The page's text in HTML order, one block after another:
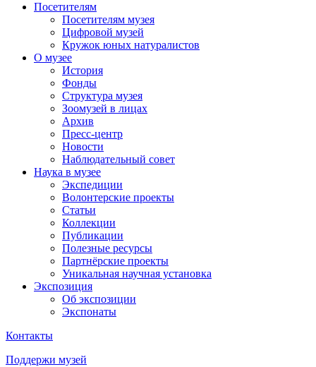
Посетителям
Посетителям музея
Цифровой музей
Кружок юных натуралистов
О музее
История
Фонды
Структура музея
Зоомузей в лицах
Архив
Пресс-центр
Новости
Наблюдательный совет
Наука в музее
Экспедиции
Волонтерские проекты
Статьи
Коллекции
Публикации
Полезные ресурсы
Партнёрские проекты
Уникальная научная установка
Экспозиция
Об экспозиции
Экспонаты
Контакты
Поддержи музей